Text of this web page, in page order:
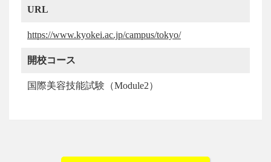
URL
https://www.kyokei.ac.jp/campus/tokyo/
開校コース
国際美容技能試験（Module2）